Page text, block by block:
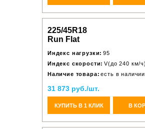
225/45R18
Run Flat
Индекс нагрузки: 95
Индекс скорости: V(до 240 км/ч)
Наличие товара: есть в наличии
31 873 руб./шт.
КУПИТЬ В 1 КЛИК В